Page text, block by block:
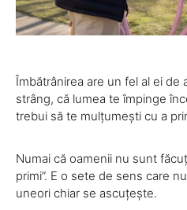
Îmbătrânirea are un fel al ei de
strâng, că lumea te împinge
trebui să te mulțumești cu a
Numai că oamenii nu sunt
primi”. E o sete de sens care
uneori chiar se ascuțește.